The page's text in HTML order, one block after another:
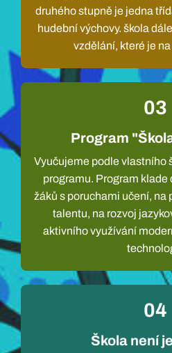
druhého stupně je jedna
hudební výchovy. škola
vzdělání, které je
03
Program
Vyučujeme podle vlastního
programu. Program klade
žáků s poruchami učení, na
talentu, na rozvoj
aktivního využívání
04
Škola není